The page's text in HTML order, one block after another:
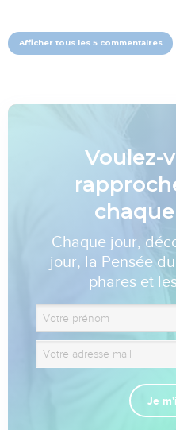
Afficher tous les 5 commentaires
Voulez-
Chaque jour,
jour, la Pensée
phares et
Je